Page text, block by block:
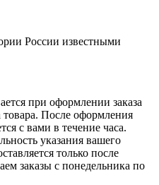
России известными
при оформлении заказа
товара. После оформления
с вами в течение часа.
указания вашего
только после
заказы с понедельника по